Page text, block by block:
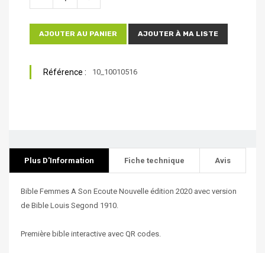
AJOUTER AU PANIER AJOUTER À MA LISTE
Référence : 10_10010516
Plus D'Information Fiche technique Avis
Bible Femmes A Son Ecoute Nouvelle édition 2020 avec version
de Bible Louis Segond 1910.
Première bible interactive avec QR codes.